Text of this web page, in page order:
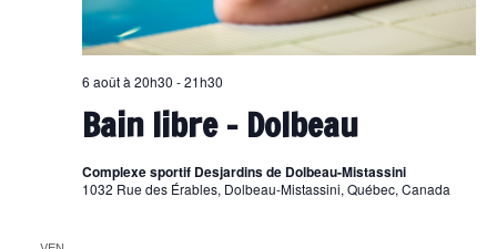
Bain libre – Dolbeau
6 août à 20h30 -21h30
Complexe sportif Desjardins de Dolbeau-Mistassini
1032 Rue des Érables, Dolbeau-Mistassini, Québec, Canada